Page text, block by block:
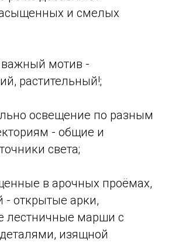
и смелых
мотив -
растительный!;
освещение по разным
- общие и
света;
в арочных проёмах,
- открытые арки,
лестничные марши с
изящной